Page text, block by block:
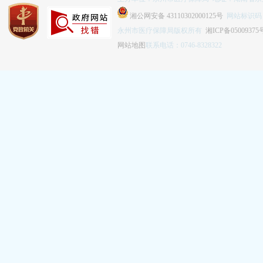
湘公网安备 43110302000125号 网站标识码
永州市医疗保障局版权所有 湘ICP备05009375
网站地图 联系电话：0746-8328322